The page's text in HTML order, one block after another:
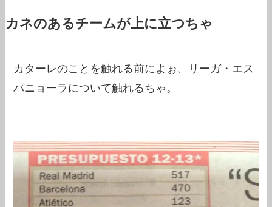
カネのあるチームが上に立つちゃ
カターレのことを触れる前によぉ、リーガ・エス
パニョーラについて触れるちゃ。